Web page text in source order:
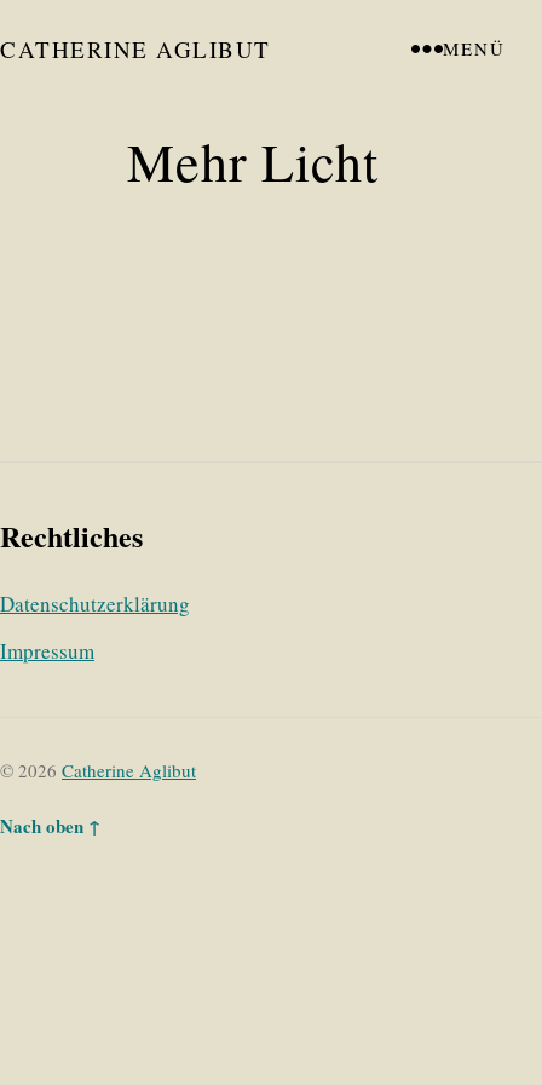
CATHERINE AGLIBUT MENÜ
Mehr Licht
Rechtliches
Datenschutzerklärung
Impressum
© 2026 Catherine Aglibut
Nach oben ↑